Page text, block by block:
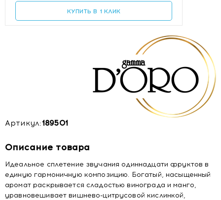
КУПИТЬ В 1 КЛИК
Артикул:189501
Описание товара
Идеальное сплетение звучания одиннадцати фруктов в
единую гармоничную композицию. Богатый, насыщенный
аромат раскрывается сладостью винограда и манго,
уравновешивает вишнево-цитрусовой кислинкой,